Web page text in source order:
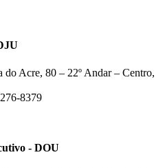
Acre, 80 – 22º Andar – Centro,
8379
- DOU